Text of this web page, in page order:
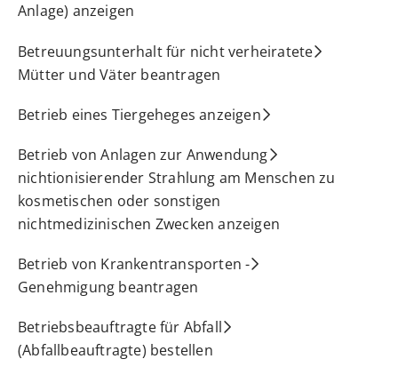
Anlage) anzeigen
Betreuungsunterhalt für nicht verheiratete
Mütter und Väter beantragen
Betrieb eines Tiergeheges anzeigen
Betrieb von Anlagen zur Anwendung
nichtionisierender Strahlung am Menschen zu
kosmetischen oder sonstigen
nichtmedizinischen Zwecken anzeigen
Betrieb von Krankentransporten -
Genehmigung beantragen
Betriebsbeauftragte für Abfall
(Abfallbeauftragte) bestellen